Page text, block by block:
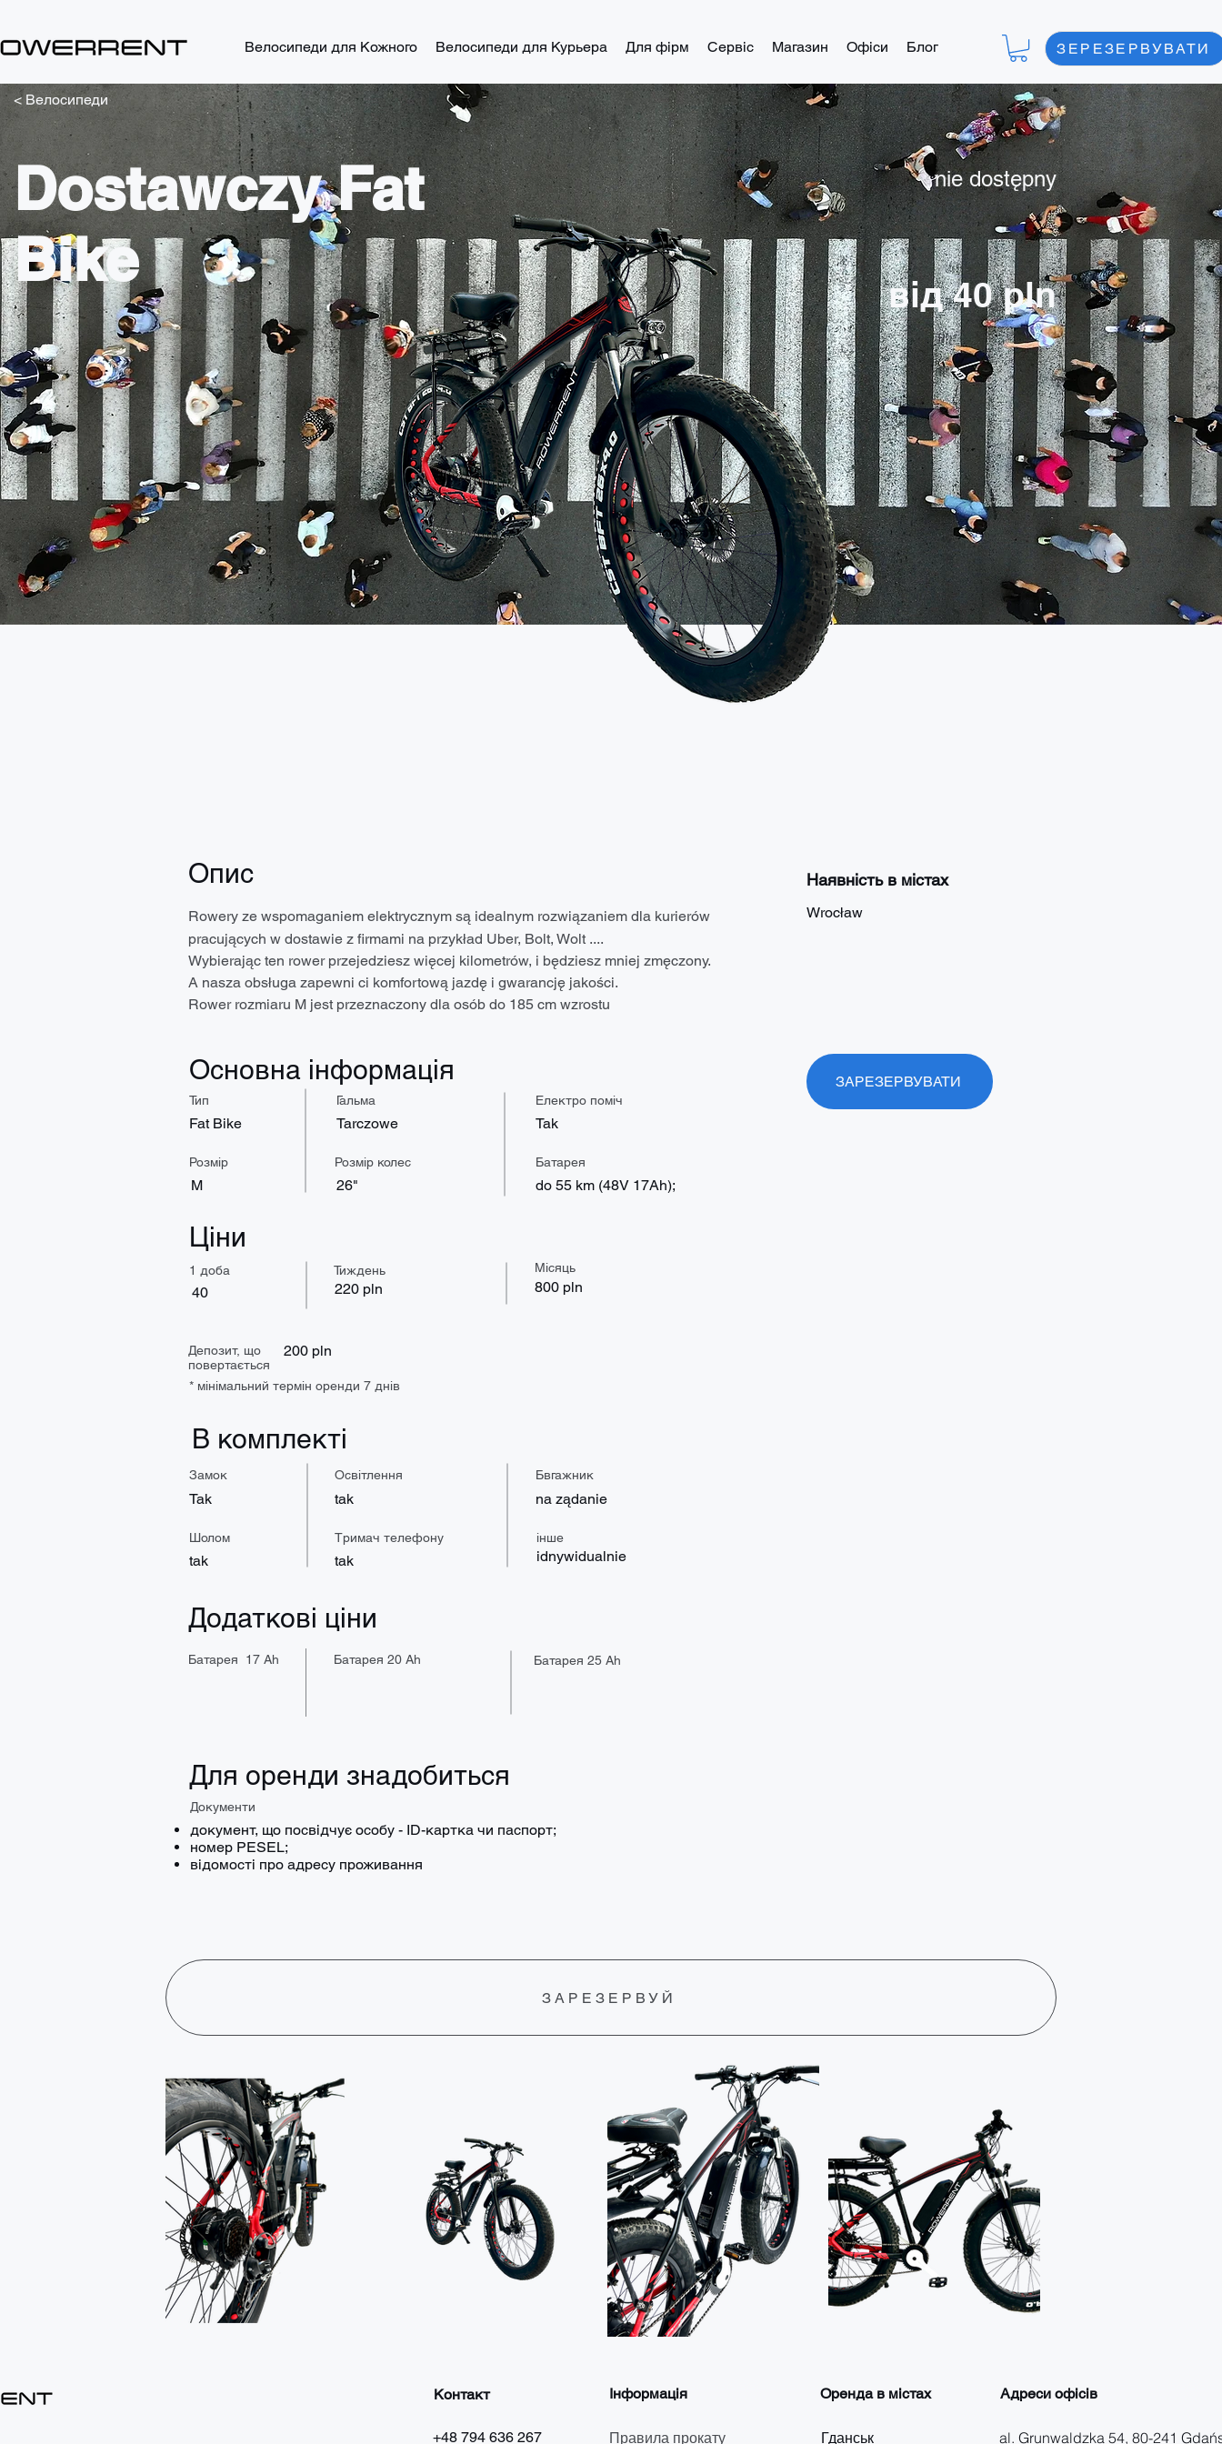
Велосипеди для Кожного Велосипеди для Курьера Для фірм Сервіс Магазин Офіси Блог ЗЕРЕЗЕРВУВАТИ
< Велосипеди
Dostawczy Fat
Bike
від 40 pln
nie dostępny
Опис
Rowery ze wspomaganiem elektrycznym są idealnym rozwiązaniem dla kurierów
pracujących w dostawie z firmami na przykład Uber, Bolt, Wolt ....
Wybierając ten rower przejedziesz więcej kilometrów, i będziesz mniej zmęczony.
A nasza obsługa zapewni ci komfortową jazdę i gwarancję jakości.
Rower rozmiaru M jest przeznaczony dla osób do 185 cm wzrostu
Наявність в містах
Wrocław
Основна інформація
Тип
Fat Bike
Гальма
Tarczowe
Електро поміч
Tak
Розмір Розмір колес
M 26"
Батарея
do 55 km (48V 17Ah);
ЗАРЕЗЕРВУВАТИ
Ціни
40
1 доба Тиждень
220 pln
Місяць
800 pln
Депозит, що
повертається
200 pln
* мінімальний термін оренди 7 днів
В комплекті
Замок Освітлення
Tak tak
Бвгажник
na ządanie
Шолом Тримач телефону
tak tak
інше
idnywidualnie
Додаткові ціни
Батарея 17 Ah Батарея 20 Ah Батарея 25 Ah
Для оренди знадобиться
Документи
документ, що посвідчує особу - ID-картка чи паспорт;
номер PESEL;
відомості про адресу проживання
ЗАРЕЗЕРВУЙ
Контакт Інформація
+48 794 636 267 Правила прокату
Оренда в містах
Гданськ
Адреси офісів
al. Grunwaldzka 54, 80-241